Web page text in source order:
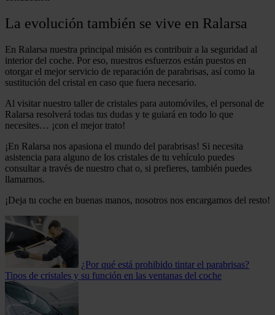
La evolución también se vive en Ralarsa
En Ralarsa nuestra principal misión es contribuir a la seguridad al
interior del coche. Por eso, nuestros esfuerzos están puestos en
otorgar el mejor servicio de reparación de parabrisas, así como la
sustitución del cristal en caso que fuera necesario.
Al visitar nuestro taller de cristales para automóviles, el personal de
Ralarsa resolverá todas tus dudas y te guiará en todo lo que
necesites… ¡con el mejor trato!
¡En Ralarsa nos apasiona el mundo del parabrisas! Si necesita
asistencia para alguno de los cristales de tu vehículo puedes
consultar a través de nuestro chat o, si prefieres, también puedes
llamarnos.
¡Deja tu coche en buenas manos, nosotros nos encargamos del resto!
¿Por qué está prohibido tintar el parabrisas?
Tipos de cristales y su función en las ventanas del coche